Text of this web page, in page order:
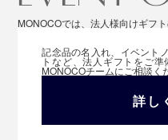
MONOCOでは、法人様向けギフ
記念品の名入れ、イベント
トなど、法人ギフトをご
MONOCOチームにご相談く
詳し